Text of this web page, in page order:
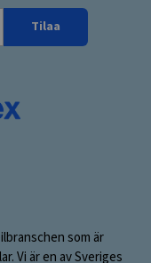
Tilaa
som är
Vi är en av Sveriges